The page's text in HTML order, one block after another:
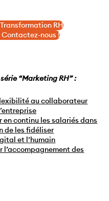
RH
Contactez-nous !
“Marketing RH” :
au collaborateur
en continu les salariés dans
de les fidéliser
et l’humain
l’accompagnement des